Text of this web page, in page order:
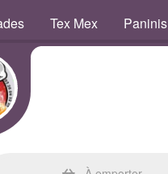
Tex Mex Paninis